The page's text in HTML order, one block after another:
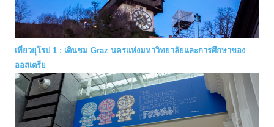
เที่ยวยุโรป 1 : เดินชม Graz นครแห่งมหาวิทยาลัยและการศึกษาของ
ออสเตรีย